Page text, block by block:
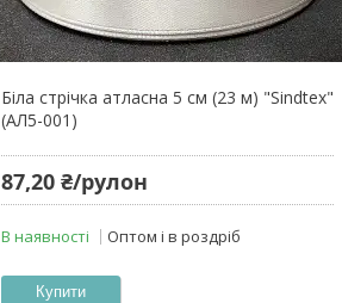
Біла стрічка атласна 5 см (23 м) "Sindtex"
(АЛ5-001)
87,20 ₴/рулон
В наявності Оптом і в роздріб
Купити